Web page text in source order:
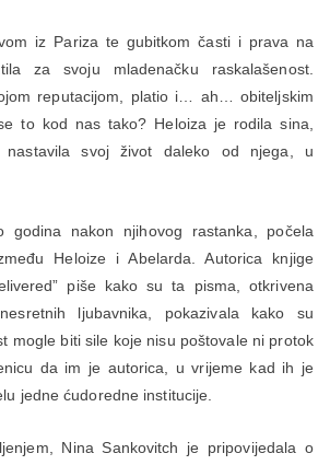
iz Pariza te gubitkom časti i prava na
za svoju mladenačku raskalašenost.
reputacijom, platio i… ah… obiteljskim
to kod nas tako? Heloiza je rodila sina,
nastavila svoj život daleko od njega, u
godina nakon njihovog rastanka, počela
Heloize i Abelarda. Autorica knjige
piše kako su ta pisma, otkrivena
ljubavnika, pokazivala kako su
mogle biti sile koje nisu poštovale ni protok
da im je autorica, u vrijeme kad ih je
jedne ćudoredne institucije.
Nina Sankovitch je pripovijedala o